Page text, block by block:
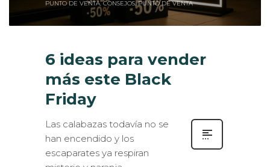
6 ideas para vender
más este Black
Friday
han encendido y los
escaparates ya respiran
misterio y naranja